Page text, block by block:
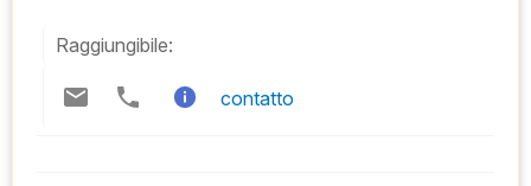
Raggiungibile:
contatto